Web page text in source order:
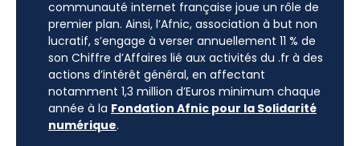
communauté internet française joue un rôle de
premier plan. Ainsi, l’Afnic, association à but non
lucratif, s’engage à verser annuellement 11 % de
son Chiffre d’Affaires lié aux activités du .fr à des
actions d’intérêt général, en affectant
notamment 1,3 million d’Euros minimum chaque
année à la Fondation Afnic pour la Solidarité
numérique.